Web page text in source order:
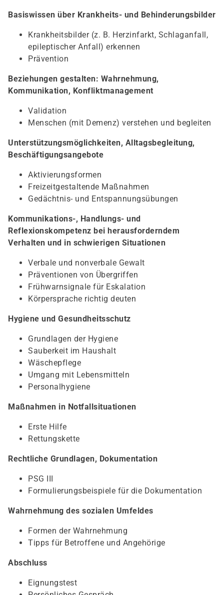
Basiswissen über Krankheits- und Behinderungsbilder
Krankheitsbilder (z. B. Herzinfarkt, Schlaganfall,
epileptischer Anfall) erkennen
Prävention
Beziehungen gestalten: Wahrnehmung,
Kommunikation, Konfliktmanagement
Validation
Menschen (mit Demenz) verstehen und begleiten
Unterstützungsmöglichkeiten, Alltagsbegleitung,
Beschäftigungsangebote
Aktivierungsformen
Freizeitgestaltende Maßnahmen
Gedächtnis- und Entspannungsübungen
Kommunikations-, Handlungs- und
Reflexionskompetenz bei herausforderndem
Verhalten und in schwierigen Situationen
Verbale und nonverbale Gewalt
Präventionen von Übergriffen
Frühwarnsignale für Eskalation
Körpersprache richtig deuten
Hygiene und Gesundheitsschutz
Grundlagen der Hygiene
Sauberkeit im Haushalt
Wäschepflege
Umgang mit Lebensmitteln
Personalhygiene
Maßnahmen in Notfallsituationen
Erste Hilfe
Rettungskette
Rechtliche Grundlagen, Dokumentation
PSG III
Formulierungsbeispiele für die Dokumentation
Wahrnehmung des sozialen Umfeldes
Formen der Wahrnehmung
Tipps für Betroffene und Angehörige
Abschluss
Eignungstest